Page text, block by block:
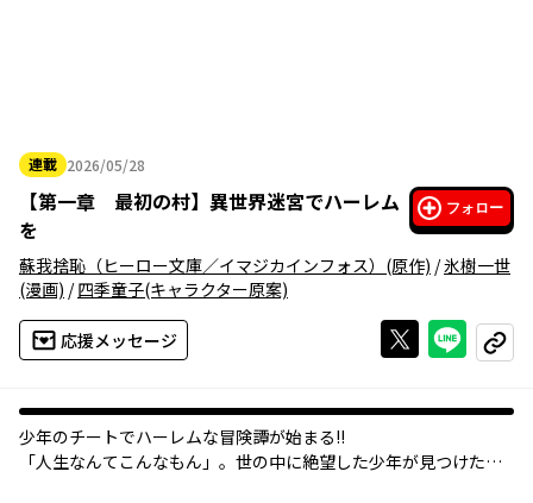
連載 2026/05/28
2026年05月28日
【第一章 最初の村】 異世界迷宮でハーレム
を
フォロー
蘇我捨恥（ヒーロー文庫／イマジカインフォス） (原作) /氷樹一世
(漫画) /四季童子(キャラクター原案)
応援メッセージ Xで投稿する
ライン
コピー
少年のチートでハーレムな冒険譚が始まる!!
「人生なんてこんなもん――」。世の中に絶望した少年が見つけたと